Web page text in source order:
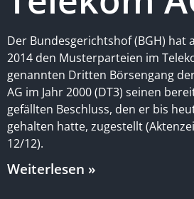
Der Bundesgerichtshof (BGH) hat
2014 den Musterparteien im
genannten Dritten Börsengang
AG im Jahr 2000 (DT3) seinen
gefällten Beschluss, den er bis
gehalten hatte, zugestellt
12/12).
Weiterlesen »